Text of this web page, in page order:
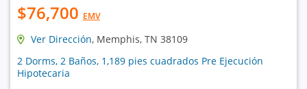
$76,700 EMV
Ver Dirección, Memphis, TN 38109
2 Dorms, 2 Baños, 1,189 pies cuadrados Pre Ejecución
Hipotecaria